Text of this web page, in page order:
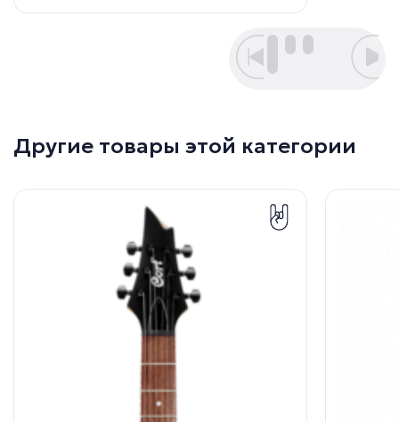
Другие товары этой категории